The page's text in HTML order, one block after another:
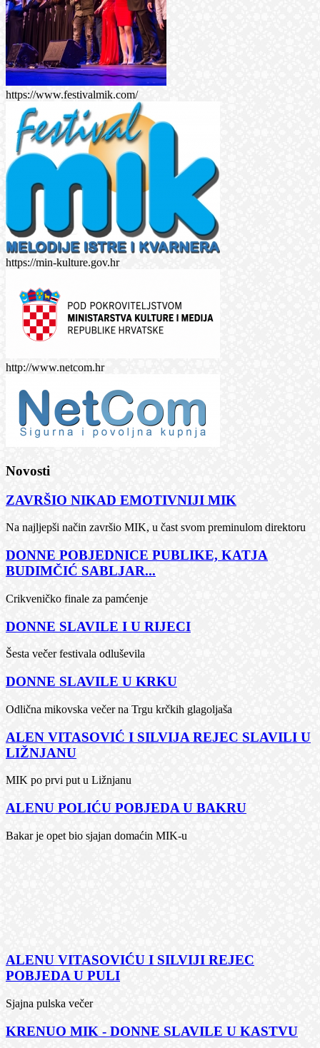
https://www.festivalmik.com/
https://min-kulture.gov.hr
http://www.netcom.hr
Novosti
ZAVRŠIO NIKAD EMOTIVNIJI MIK
Na najljepši način završio MIK, u čast svom preminulom direktoru
DONNE POBJEDNICE PUBLIKE, KATJA
BUDIMČIĆ SABLJAR...
Crikveničko finale za pamćenje
DONNE SLAVILE I U RIJECI
Šesta večer festivala odluševila
DONNE SLAVILE U KRKU
Odlična mikovska večer na Trgu krčkih glagoljaša
ALEN VITASOVIĆ I SILVIJA REJEC SLAVILI U
LIŽNJANU
MIK po prvi put u Ližnjanu
ALENU POLIĆU POBJEDA U BAKRU
Bakar je opet bio sjajan domaćin MIK-u
ALENU VITASOVIĆU I SILVIJI REJEC
POBJEDA U PULI
Sjajna pulska večer
KRENUO MIK - DONNE SLAVILE U KASTVU